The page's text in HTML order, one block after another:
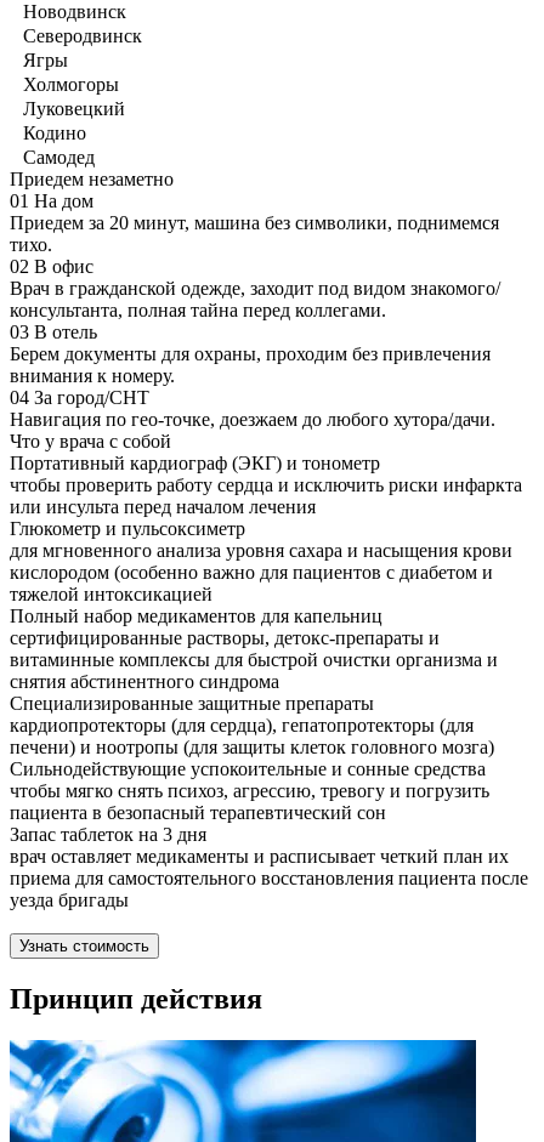
Новодвинск
Северодвинск
Ягры
Холмогоры
Луковецкий
Кодино
Самодед
Приедем незаметно
01 На дом
Приедем за 20 минут, машина без символики, поднимемся
тихо.
02 В офис
Врач в гражданской одежде, заходит под видом знакомого/
консультанта, полная тайна перед коллегами.
03 В отель
Берем документы для охраны, проходим без привлечения
внимания к номеру.
04 За город/СНТ
Навигация по гео-точке, доезжаем до любого хутора/дачи.
Что у врача с собой
Портативный кардиограф (ЭКГ) и тонометр
чтобы проверить работу сердца и исключить риски инфаркта
или инсульта перед началом лечения
Глюкометр и пульсоксиметр
для мгновенного анализа уровня сахара и насыщения крови
кислородом (особенно важно для пациентов с диабетом и
тяжелой интоксикацией
Полный набор медикаментов для капельниц
сертифицированные растворы, детокс-препараты и
витаминные комплексы для быстрой очистки организма и
снятия абстинентного синдрома
Специализированные защитные препараты
кардиопротекторы (для сердца), гепатопротекторы (для
печени) и ноотропы (для защиты клеток головного мозга)
Сильнодействующие успокоительные и сонные средства
чтобы мягко снять психоз, агрессию, тревогу и погрузить
пациента в безопасный терапевтический сон
Запас таблеток на 3 дня
врач оставляет медикаменты и расписывает четкий план их
приема для самостоятельного восстановления пациента после
уезда бригады
Узнать стоимость
Принцип действия